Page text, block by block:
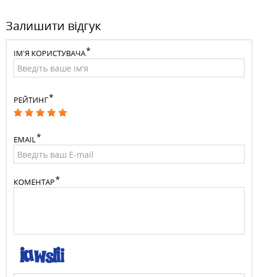
Залишити відгук
ІМ'Я КОРИСТУВАЧА
РЕЙТИНГ
EMAIL
КОМЕНТАР